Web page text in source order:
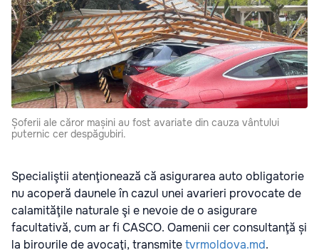
Șoferii ale căror mașini au fost avariate din cauza vântului
puternic cer despăgubiri.
Specialiştii atenţionează că asigurarea auto obligatorie
nu acoperă daunele în cazul unei avarieri provocate de
calamităţile naturale şi e nevoie de o asigurare
facultativă, cum ar fi CASCO. Oamenii cer consultanţă și
la birourile de avocaţi, transmitetvrmoldova.md.